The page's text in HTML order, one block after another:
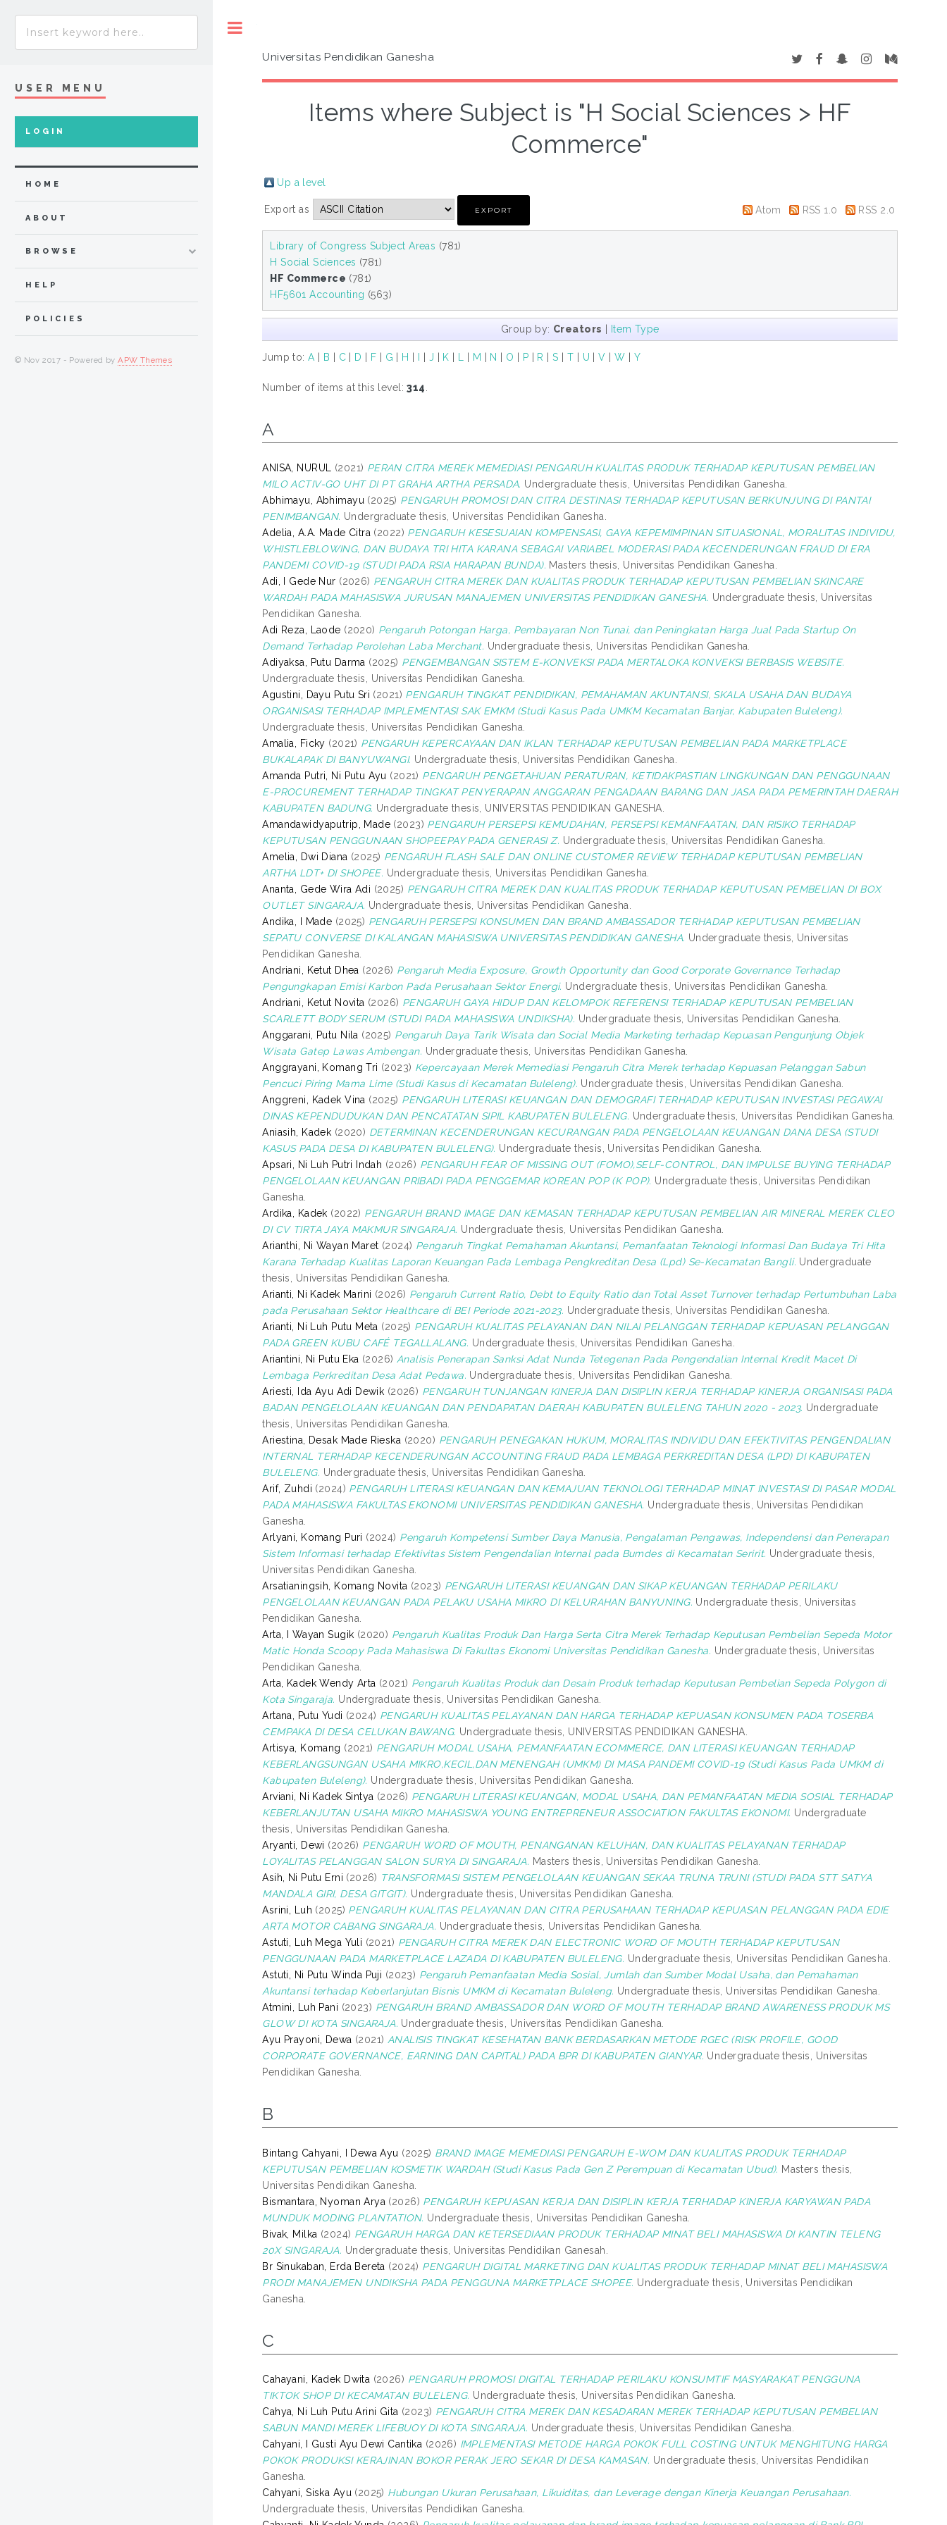
Universitas Pendidikan Ganesha
Items where Subject is "H Social Sciences > HF
Commerce"
Up a level
Export as Atom RSS 1.0 RSS 2.0
Library of Congress Subject Areas (781)
H Social Sciences (781)
HF Commerce (781)
HF5601 Accounting (563)
Group by: Creators | Item Type
Jump to:A | B | C| D | F | G | H | I | J | K | L | M | N | O | P | R |S | T | U |V | W | Y
Number of items at this level:314
A
ANISA, NURUL (2021) PERAN CITRA MEREK MEMEDIASI PENGARUH KUALITAS PRODUK TERHADAP KEPUTUSAN PEMBELIAN
MILO ACTIV-GO UHT DI PT GRAHA ARTHA PERSADA. Undergraduate thesis, Universitas Pendidikan Ganesha.
Abhimayu, Abhimayu (2025) PENGARUH PROMOSI DAN CITRA DESTINASI TERHADAP KEPUTUSAN BERKUNJUNG DI PANTAI
PENIMBANGAN. Undergraduate thesis, Universitas Pendidikan Ganesha.
Adelia, A.A. Made Citra (2022) PENGARUH KESESUAIAN KOMPENSASI, GAYA KEPEMIMPINAN SITUASIONAL, MORALITAS INDIVIDU,
WHISTLEBLOWING, DAN BUDAYA TRI HITA KARANA SEBAGAI VARIABEL MODERASI PADA KECENDERUNGAN FRAUD DI ERA
PANDEMI COVID-19 (STUDI PADA RSIA HARAPAN BUNDA). Masters thesis, Universitas Pendidikan Ganesha.
Adi, I Gede Nur (2026) PENGARUH CITRA MEREK DAN KUALITAS PRODUK TERHADAP KEPUTUSAN PEMBELIAN SKINCARE
WARDAH PADA MAHASISWA JURUSAN MANAJEMEN UNIVERSITAS PENDIDIKAN GANESHA. Undergraduate thesis, Universitas
Pendidikan Ganesha.
Adi Reza, Laode (2020) Pengaruh Potongan Harga, Pembayaran Non Tunai, dan Peningkatan Harga Jual Pada Startup On
Demand Terhadap Perolehan Laba Merchant. Undergraduate thesis, Universitas Pendidikan Ganesha.
Adiyaksa, Putu Darma (2025) PENGEMBANGAN SISTEM E-KONVEKSI PADA MERTALOKA KONVEKSI BERBASIS WEBSITE.
Undergraduate thesis, Universitas Pendidikan Ganesha.
Agustini, Dayu Putu Sri (2021) PENGARUH TINGKAT PENDIDIKAN, PEMAHAMAN AKUNTANSI, SKALA USAHA DAN BUDAYA
ORGANISASI TERHADAP IMPLEMENTASI SAK EMKM (Studi Kasus Pada UMKM Kecamatan Banjar, Kabupaten Buleleng).
Undergraduate thesis, Universitas Pendidikan Ganesha.
Amalia, Ficky (2021) PENGARUH KEPERCAYAAN DAN IKLAN TERHADAP KEPUTUSAN PEMBELIAN PADA MARKETPLACE
BUKALAPAK DI BANYUWANGI. Undergraduate thesis, Universitas Pendidikan Ganesha.
Amanda Putri, Ni Putu Ayu (2021) PENGARUH PENGETAHUAN PERATURAN, KETIDAKPASTIAN LINGKUNGAN DAN PENGGUNAAN
E-PROCUREMENT TERHADAP TINGKAT PENYERAPAN ANGGARAN PENGADAAN BARANG DAN JASA PADA PEMERINTAH DAERAH
KABUPATEN BADUNG. Undergraduate thesis, UNIVERSITAS PENDIDIKAN GANESHA.
Amandawidyaputrip, Made (2023) PENGARUH PERSEPSI KEMUDAHAN, PERSEPSI KEMANFAATAN, DAN RISIKO TERHADAP
KEPUTUSAN PENGGUNAAN SHOPEEPAY PADA GENERASI Z. Undergraduate thesis, Universitas Pendidikan Ganesha.
Amelia, Dwi Diana (2025) PENGARUH FLASH SALE DAN ONLINE CUSTOMER REVIEW TERHADAP KEPUTUSAN PEMBELIAN
ARTHA LDT+ DI SHOPEE. Undergraduate thesis, Universitas Pendidikan Ganesha.
Ananta, Gede Wira Adi (2025) PENGARUH CITRA MEREK DAN KUALITAS PRODUK TERHADAP KEPUTUSAN PEMBELIAN DI BOX
OUTLET SINGARAJA. Undergraduate thesis, Universitas Pendidikan Ganesha.
Andika, I Made (2025) PENGARUH PERSEPSI KONSUMEN DAN BRAND AMBASSADOR TERHADAP KEPUTUSAN PEMBELIAN
SEPATU CONVERSE DI KALANGAN MAHASISWA UNIVERSITAS PENDIDIKAN GANESHA. Undergraduate thesis, Universitas
Pendidikan Ganesha.
Andriani, Ketut Dhea (2026) Pengaruh Media Exposure, Growth Opportunity dan Good Corporate Governance Terhadap
Pengungkapan Emisi Karbon Pada Perusahaan Sektor Energi. Undergraduate thesis, Universitas Pendidikan Ganesha.
Andriani, Ketut Novita (2026) PENGARUH GAYA HIDUP DAN KELOMPOK REFERENSI TERHADAP KEPUTUSAN PEMBELIAN
SCARLETT BODY SERUM (STUDI PADA MAHASISWA UNDIKSHA). Undergraduate thesis, Universitas Pendidikan Ganesha.
Anggarani, Putu Nila (2025) Pengaruh Daya Tarik Wisata dan Social Media Marketing terhadap Kepuasan Pengunjung Objek
Wisata Gatep Lawas Ambengan. Undergraduate thesis, Universitas Pendidikan Ganesha.
Anggrayani, Komang Tri (2023) Kepercayaan Merek Memediasi Pengaruh Citra Merek terhadap Kepuasan Pelanggan Sabun
Pencuci Piring Mama Lime (Studi Kasus di Kecamatan Buleleng). Undergraduate thesis, Universitas Pendidikan Ganesha.
Anggreni, Kadek Vina (2025) PENGARUH LITERASI KEUANGAN DAN DEMOGRAFI TERHADAP KEPUTUSAN INVESTASI PEGAWAI
DINAS KEPENDUDUKAN DAN PENCATATAN SIPIL KABUPATEN BULELENG. Undergraduate thesis, Universitas Pendidikan Ganesha.
Aniasih, Kadek (2020) DETERMINAN KECENDERUNGAN KECURANGAN PADA PENGELOLAAN KEUANGAN DANA DESA (STUDI
KASUS PADA DESA DI KABUPATEN BULELENG). Undergraduate thesis, Universitas Pendidikan Ganesha.
Apsari, Ni Luh Putri Indah (2026) PENGARUH FEAR OF MISSING OUT (FOMO),SELF-CONTROL, DAN IMPULSE BUYING TERHADAP
PENGELOLAAN KEUANGAN PRIBADI PADA PENGGEMAR KOREAN POP (K POP). Undergraduate thesis, Universitas Pendidikan
Ganesha.
Ardika, Kadek (2022) PENGARUH BRAND IMAGE DAN KEMASAN TERHADAP KEPUTUSAN PEMBELIAN AIR MINERAL MEREK CLEO
DI CV TIRTA JAYA MAKMUR SINGARAJA. Undergraduate thesis, Universitas Pendidikan Ganesha.
Arianthi, Ni Wayan Maret (2024) Pengaruh Tingkat Pemahaman Akuntansi, Pemanfaatan Teknologi Informasi Dan Budaya Tri Hita
Karana Terhadap Kualitas Laporan Keuangan Pada Lembaga Pengkreditan Desa (Lpd) Se-Kecamatan Bangli. Undergraduate
thesis, Universitas Pendidikan Ganesha.
Arianti, Ni Kadek Marini (2026) Pengaruh Current Ratio, Debt to Equity Ratio dan Total Asset Turnover terhadap Pertumbuhan Laba
pada Perusahaan Sektor Healthcare di BEI Periode 2021-2023. Undergraduate thesis, Universitas Pendidikan Ganesha.
Arianti, Ni Luh Putu Meta (2025) PENGARUH KUALITAS PELAYANAN DAN NILAI PELANGGAN TERHADAP KEPUASAN PELANGGAN
PADA GREEN KUBU CAFÉ TEGALLALANG. Undergraduate thesis, Universitas Pendidikan Ganesha.
Ariantini, Ni Putu Eka (2026) Analisis Penerapan Sanksi Adat Nunda Tetegenan Pada Pengendalian Internal Kredit Macet Di
Lembaga Perkreditan Desa Adat Pedawa. Undergraduate thesis, Universitas Pendidikan Ganesha.
Ariesti, Ida Ayu Adi Dewik (2026) PENGARUH TUNJANGAN KINERJA DAN DISIPLIN KERJA TERHADAP KINERJA ORGANISASI PADA
BADAN PENGELOLAAN KEUANGAN DAN PENDAPATAN DAERAH KABUPATEN BULELENG TAHUN 2020 - 2023. Undergraduate
thesis, Universitas Pendidikan Ganesha.
Ariestina, Desak Made Rieska (2020) PENGARUH PENEGAKAN HUKUM, MORALITAS INDIVIDU DAN EFEKTIVITAS PENGENDALIAN
INTERNAL TERHADAP KECENDERUNGAN ACCOUNTING FRAUD PADA LEMBAGA PERKREDITAN DESA (LPD) DI KABUPATEN
BULELENG. Undergraduate thesis, Universitas Pendidikan Ganesha.
Arif, Zuhdi (2024) PENGARUH LITERASI KEUANGAN DAN KEMAJUAN TEKNOLOGI TERHADAP MINAT INVESTASI DI PASAR MODAL
PADA MAHASISWA FAKULTAS EKONOMI UNIVERSITAS PENDIDIKAN GANESHA. Undergraduate thesis, Universitas Pendidikan
Ganesha.
Arlyani, Komang Puri (2024) Pengaruh Kompetensi Sumber Daya Manusia, Pengalaman Pengawas, Independensi dan Penerapan
Sistem Informasi terhadap Efektivitas Sistem Pengendalian Internal pada Bumdes di Kecamatan Seririt. Undergraduate thesis,
Universitas Pendidikan Ganesha.
Arsatianingsih, Komang Novita (2023) PENGARUH LITERASI KEUANGAN DAN SIKAP KEUANGAN TERHADAP PERILAKU
PENGELOLAAN KEUANGAN PADA PELAKU USAHA MIKRO DI KELURAHAN BANYUNING. Undergraduate thesis, Universitas
Pendidikan Ganesha.
Arta, I Wayan Sugik (2020) Pengaruh Kualitas Produk Dan Harga Serta Citra Merek Terhadap Keputusan Pembelian Sepeda Motor
Matic Honda Scoopy Pada Mahasiswa Di Fakultas Ekonomi Universitas Pendidikan Ganesha. Undergraduate thesis, Universitas
Pendidikan Ganesha.
Arta, Kadek Wendy Arta (2021) Pengaruh Kualitas Produk dan Desain Produk terhadap Keputusan Pembelian Sepeda Polygon di
Kota Singaraja. Undergraduate thesis, Universitas Pendidikan Ganesha.
Artana, Putu Yudi (2024) PENGARUH KUALITAS PELAYANAN DAN HARGA TERHADAP KEPUASAN KONSUMEN PADA TOSERBA
CEMPAKA DI DESA CELUKAN BAWANG. Undergraduate thesis, UNIVERSITAS PENDIDIKAN GANESHA.
Artisya, Komang (2021) PENGARUH MODAL USAHA, PEMANFAATAN ECOMMERCE, DAN LITERASI KEUANGAN TERHADAP
KEBERLANGSUNGAN USAHA MIKRO,KECIL,DAN MENENGAH (UMKM) DI MASA PANDEMI COVID-19 (Studi Kasus Pada UMKM di
Kabupaten Buleleng). Undergraduate thesis, Universitas Pendidikan Ganesha.
Arviani, Ni Kadek Sintya (2026) PENGARUH LITERASI KEUANGAN, MODAL USAHA, DAN PEMANFAATAN MEDIA SOSIAL TERHADAP
KEBERLANJUTAN USAHA MIKRO MAHASISWA YOUNG ENTREPRENEUR ASSOCIATION FAKULTAS EKONOMI. Undergraduate
thesis, Universitas Pendidikan Ganesha.
Aryanti, Dewi (2026) PENGARUH WORD OF MOUTH, PENANGANAN KELUHAN, DAN KUALITAS PELAYANAN TERHADAP
LOYALITAS PELANGGAN SALON SURYA DI SINGARAJA. Masters thesis, Universitas Pendidikan Ganesha.
Asih, Ni Putu Erni (2026) TRANSFORMASI SISTEM PENGELOLAAN KEUANGAN SEKAA TRUNA TRUNI (STUDI PADA STT SATYA
MANDALA GIRI, DESA GITGIT). Undergraduate thesis, Universitas Pendidikan Ganesha.
Asrini, Luh (2025) PENGARUH KUALITAS PELAYANAN DAN CITRA PERUSAHAAN TERHADAP KEPUASAN PELANGGAN PADA EDIE
ARTA MOTOR CABANG SINGARAJA. Undergraduate thesis, Universitas Pendidikan Ganesha.
Astuti, Luh Mega Yuli (2021) PENGARUH CITRA MEREK DAN ELECTRONIC WORD OF MOUTH TERHADAP KEPUTUSAN
PENGGUNAAN PADA MARKETPLACE LAZADA DI KABUPATEN BULELENG. Undergraduate thesis, Universitas Pendidikan Ganesha.
Astuti, Ni Putu Winda Puji (2023) Pengaruh Pemanfaatan Media Sosial, Jumlah dan Sumber Modal Usaha, dan Pemahaman
Akuntansi terhadap Keberlanjutan Bisnis UMKM di Kecamatan Buleleng. Undergraduate thesis, Universitas Pendidikan Ganesha.
Atmini, Luh Pani (2023) PENGARUH BRAND AMBASSADOR DAN WORD OF MOUTH TERHADAP BRAND AWARENESS PRODUK MS
GLOW DI KOTA SINGARAJA. Undergraduate thesis, Universitas Pendidikan Ganesha.
Ayu Prayoni, Dewa (2021) ANALISIS TINGKAT KESEHATAN BANK BERDASARKAN METODE RGEC (RISK PROFILE, GOOD
CORPORATE GOVERNANCE, EARNING DAN CAPITAL) PADA BPR DI KABUPATEN GIANYAR. Undergraduate thesis, Universitas
Pendidikan Ganesha.
B
Bintang Cahyani, I Dewa Ayu (2025) BRAND IMAGE MEMEDIASI PENGARUH E-WOM DAN KUALITAS PRODUK TERHADAP
KEPUTUSAN PEMBELIAN KOSMETIK WARDAH (Studi Kasus Pada Gen Z Perempuan di Kecamatan Ubud). Masters thesis,
Universitas Pendidikan Ganesha.
Bismantara, Nyoman Arya (2026) PENGARUH KEPUASAN KERJA DAN DISIPLIN KERJA TERHADAP KINERJA KARYAWAN PADA
MUNDUK MODING PLANTATION. Undergraduate thesis, Universitas Pendidikan Ganesha.
Bivak, Milka (2024) PENGARUH HARGA DAN KETERSEDIAAN PRODUK TERHADAP MINAT BELI MAHASISWA DI KANTIN TELENG
20X SINGARAJA. Undergraduate thesis, Universitas Pendidikan Ganesah.
Br Sinukaban, Erda Bereta (2024) PENGARUH DIGITAL MARKETING DAN KUALITAS PRODUK TERHADAP MINAT BELI MAHASISWA
PRODI MANAJEMEN UNDIKSHA PADA PENGGUNA MARKETPLACE SHOPEE. Undergraduate thesis, Universitas Pendidikan
Ganesha.
C
Cahayani, Kadek Dwita (2026) PENGARUH PROMOSI DIGITAL TERHADAP PERILAKU KONSUMTIF MASYARAKAT PENGGUNA
TIKTOK SHOP DI KECAMATAN BULELENG. Undergraduate thesis, Universitas Pendidikan Ganesha.
Cahya, Ni Luh Putu Arini Gita (2023) PENGARUH CITRA MEREK DAN KESADARAN MEREK TERHADAP KEPUTUSAN PEMBELIAN
SABUN MANDI MEREK LIFEBUOY DI KOTA SINGARAJA. Undergraduate thesis, Universitas Pendidikan Ganesha.
Cahyani, I Gusti Ayu Dewi Cantika (2026) IMPLEMENTASI METODE HARGA POKOK FULL COSTING UNTUK MENGHITUNG HARGA
POKOK PRODUKSI KERAJINAN BOKOR PERAK JERO SEKAR DI DESA KAMASAN. Undergraduate thesis, Universitas Pendidikan
Ganesha.
Cahyani, Siska Ayu (2025) Hubungan Ukuran Perusahaan, Likuiditas, dan Leverage dengan Kinerja Keuangan Perusahaan.
Undergraduate thesis, Universitas Pendidikan Ganesha.
USER MENU
LOGIN
HOME
ABOUT
BROWSE
HELP
POLICIES
© Nov 2017 - Powered byAPW Themes